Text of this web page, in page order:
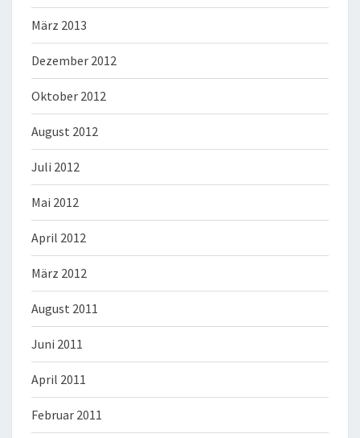
März 2013
Dezember 2012
Oktober 2012
August 2012
Juli 2012
Mai 2012
April 2012
März 2012
August 2011
Juni 2011
April 2011
Februar 2011